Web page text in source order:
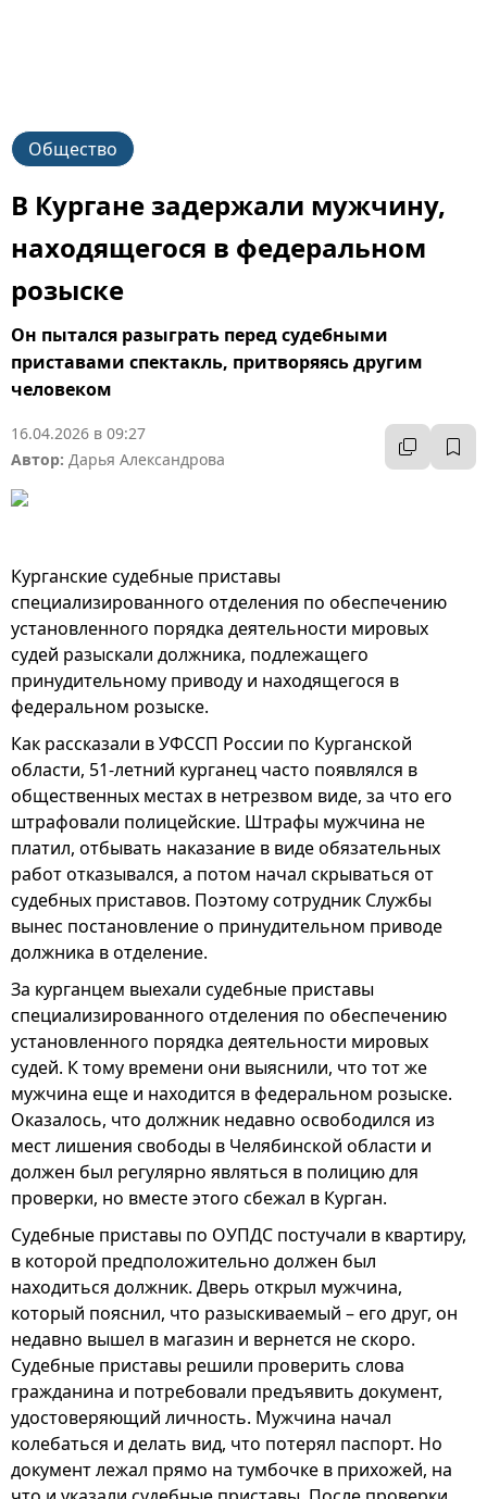
Общество
В Кургане задержали мужчину,
находящегося в федеральном
розыске
Он пытался разыграть перед судебными
приставами спектакль, притворяясь другим
человеком
16.04.2026 в 09:27
Автор: Дарья Александрова
Курганские судебные приставы
специализированного отделения по обеспечению
установленного порядка деятельности мировых
судей разыскали должника, подлежащего
принудительному приводу и находящегося в
федеральном розыске.
Как рассказали в УФССП России по Курганской
области, 51-летний курганец часто появлялся в
общественных местах в нетрезвом виде, за что его
штрафовали полицейские. Штрафы мужчина не
платил, отбывать наказание в виде обязательных
работ отказывался, а потом начал скрываться от
судебных приставов. Поэтому сотрудник Службы
вынес постановление о принудительном приводе
должника в отделение.
За курганцем выехали судебные приставы
специализированного отделения по обеспечению
установленного порядка деятельности мировых
судей. К тому времени они выяснили, что тот же
мужчина еще и находится в федеральном розыске.
Оказалось, что должник недавно освободился из
мест лишения свободы в Челябинской области и
должен был регулярно являться в полицию для
проверки, но вместе этого сбежал в Курган.
Судебные приставы по ОУПДС постучали в квартиру,
в которой предположительно должен был
находиться должник. Дверь открыл мужчина,
который пояснил, что разыскиваемый – его друг, он
недавно вышел в магазин и вернется не скоро.
Судебные приставы решили проверить слова
гражданина и потребовали предъявить документ,
удостоверяющий личность. Мужчина начал
колебаться и делать вид, что потерял паспорт. Но
документ лежал прямо на тумбочке в прихожей, на